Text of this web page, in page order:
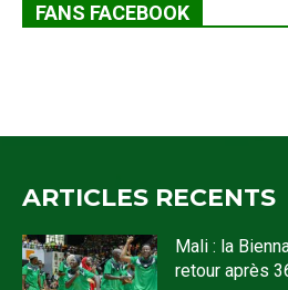
FANS FACEBOOK
ARTICLES RECENTS
Mali : la
retour après